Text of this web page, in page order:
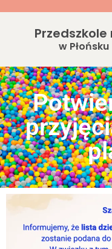
Przedszkole
w Płońsku